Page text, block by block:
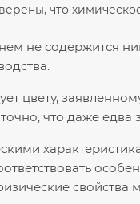
что
не содержится
цвету,
что даже едва
свойства